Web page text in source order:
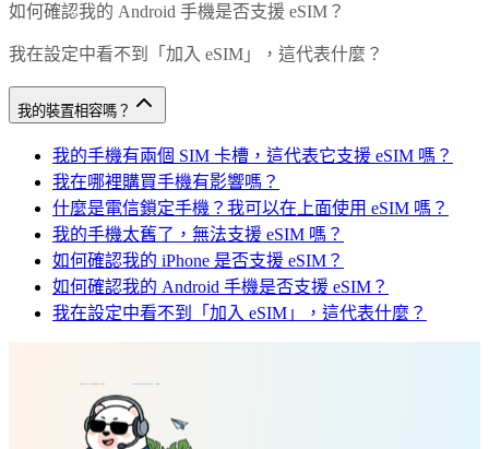
如何確認我的 Android 手機是否支援 eSIM？
我在設定中看不到「加入 eSIM」，這代表什麼？
我的裝置相容嗎？
我的手機有兩個 SIM 卡槽，這代表它支援 eSIM 嗎？
我在哪裡購買手機有影響嗎？
什麼是電信鎖定手機？我可以在上面使用 eSIM 嗎？
我的手機太舊了，無法支援 eSIM 嗎？
如何確認我的 iPhone 是否支援 eSIM？
如何確認我的 Android 手機是否支援 eSIM？
我在設定中看不到「加入 eSIM」，這代表什麼？